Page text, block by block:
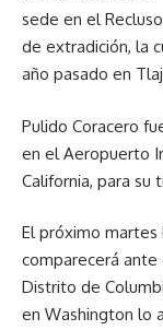
sede en el
de extradición, la
año pasado en
Pulido Coracero
en el Aeropuerto
California, para su
El próximo martes
comparecerá ante
Distrito de
en Washington lo